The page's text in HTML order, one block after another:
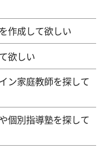
作成して欲しい
欲しい
ン家庭教師を探して
個別指導塾を探して